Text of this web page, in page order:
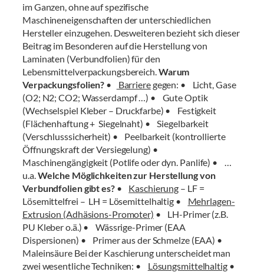
im Ganzen, ohne auf spezifische
Maschineneigenschaften der unterschiedlichen
Hersteller einzugehen. Desweiteren bezieht sich dieser
Beitrag im Besonderen auf die Herstellung von
Laminaten (Verbundfolien) für den
Lebensmittelverpackungsbereich.Warum
Verpackungsfolien? • Barrieregegen: • Licht, Gase
(O2; N2; CO2; Wasserdampf …) • Gute Optik
(Wechselspiel Kleber – Druckfarbe) • Festigkeit
(Flächenhaftung + Siegelnaht) • Siegelbarkeit
(Verschlusssicherheit) • Peelbarkeit (kontrollierte
Öffnungskraft der Versiegelung) •
Maschinengängigkeit (Potlife oder dyn. Panlife) • …
u.a.Welche Möglichkeiten zur Herstellung von
Verbundfolien gibt es?• Kaschierung – LF =
Lösemittelfrei – LH = Lösemittelhaltig • Mehrlagen-
Extrusion (Adhäsions-Promoter) • LH-Primer (z.B.
PU Kleber o.ä.) • Wässrige-Primer (EAA
Dispersionen) • Primer aus der Schmelze (EAA) •
Maleinsäure Bei der Kaschierung unterscheidet man
zwei wesentliche Techniken: • Lösungsmittelhaltig•